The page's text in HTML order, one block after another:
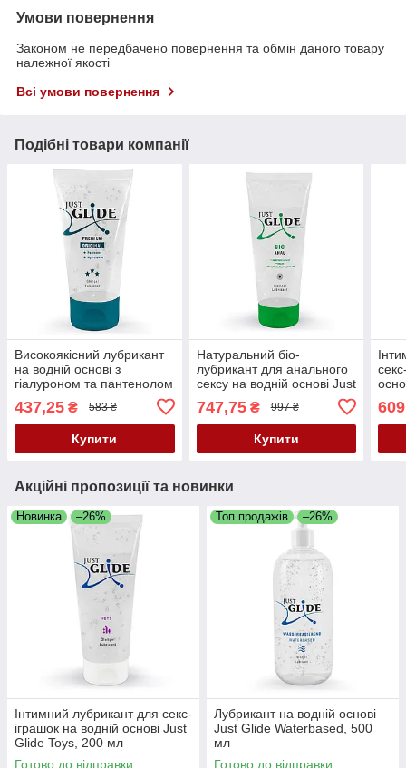
Умови повернення
Законом не передбачено повернення та обмін даного товару
належної якості
Всі умови повернення
Подібні товари компанії
Високоякісний лубрикант
на водній основі з
гіалуроном та пантенолом
Just Glide Premium, 50 мл
437,25 ₴ 583 ₴
Купити
Натуральний біо-
лубрикант для анального
сексу на водній основі Just
747,75₴ 997 ₴
Купити
Акційні пропозиції та новинки
Новинка –26%
Інтимний лубрикант для секс-
іграшок на водній основі Just
Glide Toys, 200 мл
Готово до відправки
Топ продажів –26%
Лубрикант на водній основі
Just Glide Waterbased, 500
мл
Готово до відправки